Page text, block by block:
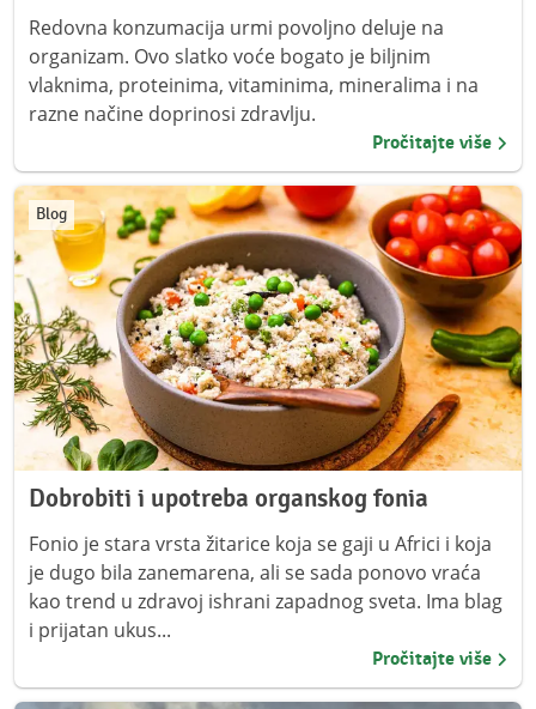
Redovna konzumacija urmi povoljno deluje na
organizam. Ovo slatko voće bogato je biljnim
vlaknima, proteinima, vitaminima, mineralima i na
razne načine doprinosi zdravlju.
Pročitajte više
Dobrobiti i upotreba organskog fonia
Blog
Fonio je stara vrsta žitarice koja se gaji u Africi i koja
je dugo bila zanemarena, ali se sada ponovo vraća
kao trend u zdravoj ishrani zapadnog sveta. Ima blag
i prijatan ukus...
Pročitajte više